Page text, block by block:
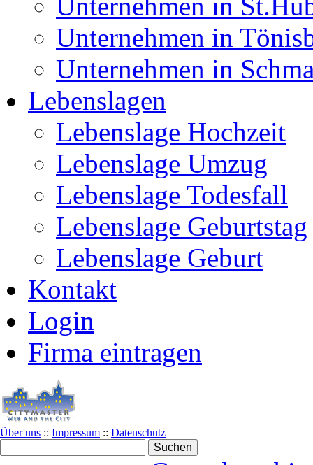
Unternehmen in
Unternehmen in
Lebenslagen
Lebenslage Hochzeit
Lebenslage Umzug
Lebenslage Todesfall
Lebenslage Geburtstag
Lebenslage Geburt
Kontakt
Login
Firma eintragen
Über uns :: Impressum :: Datenschutz